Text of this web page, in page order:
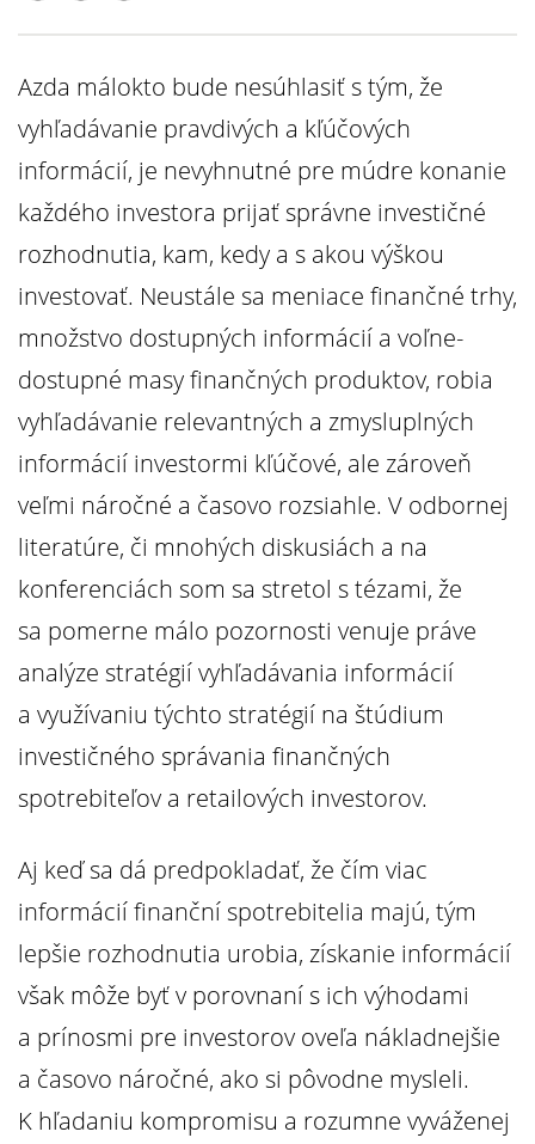
Azda málokto bude nesúhlasiť s tým, že
vyhľadávanie pravdivých a kľúčových
informácií, je nevyhnutné pre múdre konanie
každého investora prijať správne investičné
rozhodnutia, kam, kedy a s akou výškou
investovať. Neustále sa meniace finančné trhy,
množstvo dostupných informácií a voľne-
dostupné masy finančných produktov, robia
vyhľadávanie relevantných a zmysluplných
informácií investormi kľúčové, ale zároveň
veľmi náročné a časovo rozsiahle. V odbornej
literatúre, či mnohých diskusiách a na
konferenciách som sa stretol s tézami, že
sa pomerne málo pozornosti venuje práve
analýze stratégií vyhľadávania informácií
a využívaniu týchto stratégií na štúdium
investičného správania finančných
spotrebiteľov a retailových investorov.
Aj keď sa dá predpokladať, že čím viac
informácií finanční spotrebitelia majú, tým
lepšie rozhodnutia urobia, získanie informácií
však môže byť v porovnaní s ich výhodami
a prínosmi pre investorov oveľa nákladnejšie
a časovo náročné, ako si pôvodne mysleli.
K hľadaniu kompromisu a rozumne vyváženej